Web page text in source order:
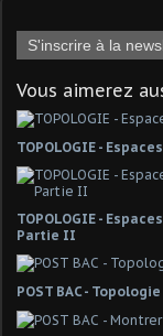
S'inscrire à la
Vous aimerez
TOPOLOGIE -
TOPOLOGIE -
Partie II
POST BAC -